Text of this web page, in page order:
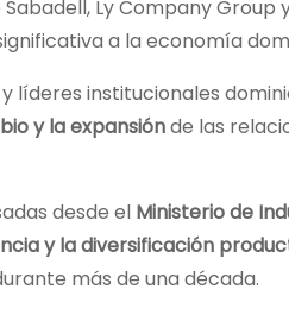
Sabadell, Ly Company Group
a la economía
líderes institucionales
y la expansiónde las
desde el Ministerio de
y la diversificación
más de una década.